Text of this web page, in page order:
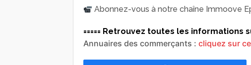
Abonnez-vous à notre chaîne Immoove
===== Retrouvez toutes les informations
Annuaires des commerçants : cliquez sur